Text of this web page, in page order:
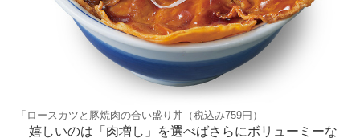
「ロースカツと豚焼肉の合い盛り丼（税込み759円）
嬉しいのは「肉増し」を選べばさらにボリューミーな